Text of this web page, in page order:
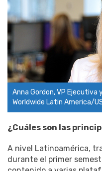
Anna Gordon, VP Ejecutiva
Worldwide Latin America/
¿Cuáles son las
A nivel Latinoamérica,
durante el primer